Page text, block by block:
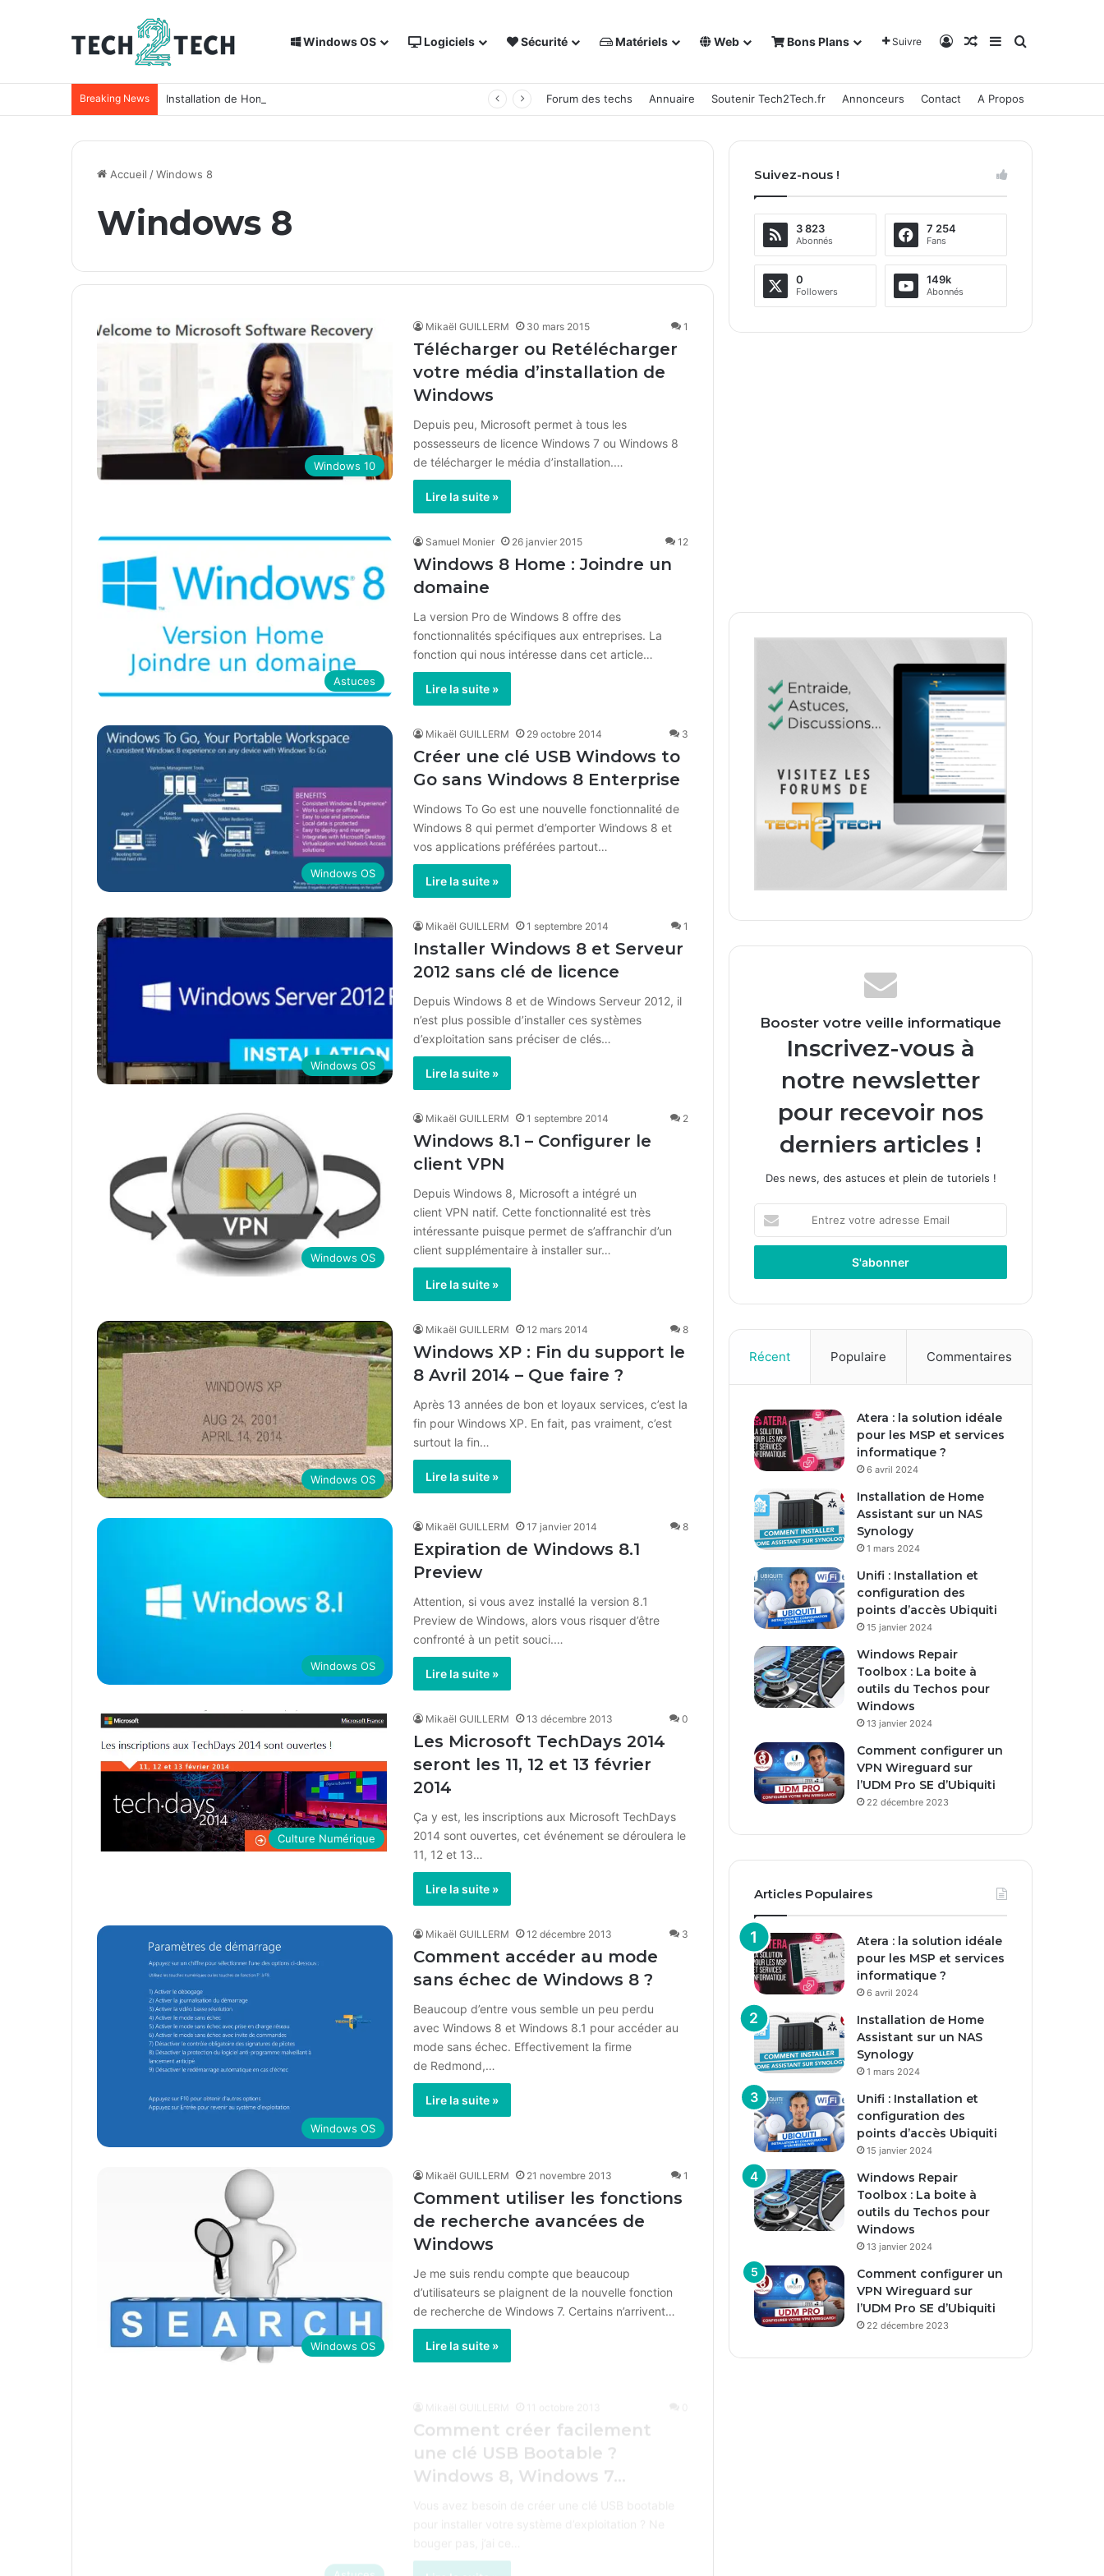
Windows OS Logiciels Sécurité Matériels Web Bons Plans Suivre Connexion
Article Aléatoire
Sidebar (barre
Rechercher
Breaking News Installation de Home Assistant sur un NAS Synology Forum des techs Annuaire Soutenir Tech2Tech.fr Annonceurs Contact A Propos
Accueil /Windows 8
Windows 8
Windows 10
Mikaël GUILLERM 30 mars 2015 1
Télécharger ou Retélécharger
votre média d’installation de
Windows
Depuis peu, Microsoft permet à tous les
possesseurs de licence Windows 7 ou Windows 8
de télécharger le média d’installation.…
Lire la suite »
Astuces
Samuel Monier 26 janvier 2015 12
Windows 8 Home : Joindre un
domaine
La version Pro de Windows 8 offre des
fonctionnalités spécifiques aux entreprises. La
fonction qui nous intéresse dans cet article…
Lire la suite »
Windows OS
Mikaël GUILLERM 29 octobre 2014 3
Créer une clé USB Windows to
Go sans Windows 8 Enterprise
Windows To Go est une nouvelle fonctionnalité de
Windows 8 qui permet d’emporter Windows 8 et
vos applications préférées partout…
Lire la suite »
Windows OS
Mikaël GUILLERM 1 septembre 2014 1
Installer Windows 8 et Serveur
2012 sans clé de licence
Depuis Windows 8 et de Windows Serveur 2012, il
n’est plus possible d’installer ces systèmes
d’exploitation sans préciser de clés…
Lire la suite »
Windows OS
Mikaël GUILLERM 1 septembre 2014 2
Windows 8.1 – Configurer le
client VPN
Depuis Windows 8, Microsoft a intégré un
client VPN natif. Cette fonctionnalité est très
intéressante puisque permet de s’affranchir d’un
client supplémentaire à installer sur…
Lire la suite »
Windows OS
Mikaël GUILLERM 12 mars 2014 8
Windows XP : Fin du support le
8 Avril 2014 – Que faire ?
Après 13 années de bon et loyaux services, c’est la
fin pour Windows XP. En fait, pas vraiment, c’est
surtout la fin…
Lire la suite »
Windows OS
Mikaël GUILLERM 17 janvier 2014 8
Expiration de Windows 8.1
Preview
Attention, si vous avez installé la version 8.1
Preview de Windows, alors vous risquer d’être
confronté à un petit souci.…
Lire la suite »
Culture Numérique
Mikaël GUILLERM 13 décembre 2013 0
Les Microsoft TechDays 2014
seront les 11, 12 et 13 février
2014
Ça y est, les inscriptions aux Microsoft TechDays
2014 sont ouvertes, cet événement se déroulera le
11, 12 et 13…
Lire la suite »
Windows OS
Mikaël GUILLERM 12 décembre 2013 3
Comment accéder au mode
sans échec de Windows 8 ?
Beaucoup d’entre vous semble un peu perdu
avec Windows 8 et Windows 8.1 pour accéder au
mode sans échec. Effectivement la firme
de Redmond,…
Lire la suite »
Windows OS
Mikaël GUILLERM 21 novembre 2013 1
Comment utiliser les fonctions
de recherche avancées de
Windows
Je me suis rendu compte que beaucoup
d’utilisateurs se plaignent de la nouvelle fonction
de recherche de Windows 7. Certains n’arrivent…
Lire la suite »
une clé USB Bootable ?
Windows 8, Windows 7…
Lire la suite »
Suivez-nous !
3 823
Abonnés
7 254
Fans
0
Followers
149k
Abonnés
Booster votre veille informatique
Inscrivez-vous à
notre newsletter
pour recevoir nos
derniers articles !
Des news, des astuces et plein de tutoriels !
t
e
o
t
e
d
r
e
s
e
m
i
l
Récent Populaire Commentaires
Atera : la solution idéale
pour les MSP et services
informatique ?
6 avril 2024
Installation de Home
Assistant sur un NAS
Synology
1 mars 2024
Unifi : Installation et
configuration des
points d’accès Ubiquiti
15 janvier 2024
Windows Repair
Toolbox : La boite à
outils du Techos pour
Windows
13 janvier 2024
Comment configurer un
VPN Wireguard sur
l’UDM Pro SE d’Ubiquiti
22 décembre 2023
Articles Populaires
Atera : la solution idéale
pour les MSP et services
informatique ?
6 avril 2024
Installation de Home
Assistant sur un NAS
Synology
1 mars 2024
Unifi : Installation et
configuration des
points d’accès Ubiquiti
15 janvier 2024
Windows Repair
Toolbox : La boite à
outils du Techos pour
Windows
13 janvier 2024
Comment configurer un
VPN Wireguard sur
l’UDM Pro SE d’Ubiquiti
22 décembre 2023